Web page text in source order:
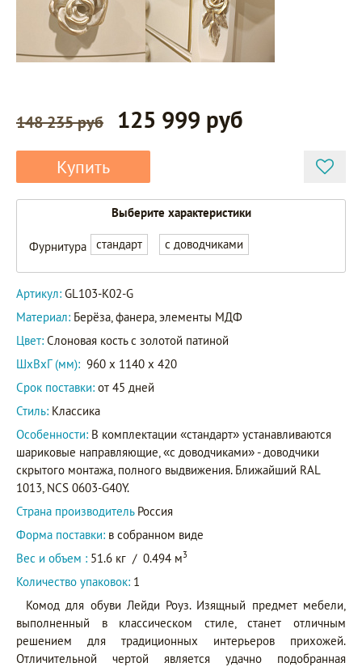
148 235 руб 125 999 руб
Купить
Выберите характеристики
Фурнитура стандарт с доводчиками
Артикул: GL103-K02-G
Материал: Берёза, фанера, элементы МДФ
Цвет: Слоновая кость с золотой патиной
ШxВxГ (мм): 960 x 1140 x 420
Срок поставки: от 45 дней
Стиль: Классика
Особенности: В комплектации «стандарт» устанавливаются
шариковые направляющие, «с доводчиками» - доводчики
скрытого монтажа, полного выдвижения. Ближайший RAL
1013, NCS 0603-G40Y.
Страна производитель Россия
Форма поставки: в собранном виде
Вес и объем : 51.6 кг / 0.494 м3
Количество упаковок: 1
Комод для обуви Лейди Роуз. Изящный предмет мебели,
выполненный в классическом стиле, станет отличным
решением для традиционных интерьеров прихожей.
Отличительной чертой является удачно подобранная